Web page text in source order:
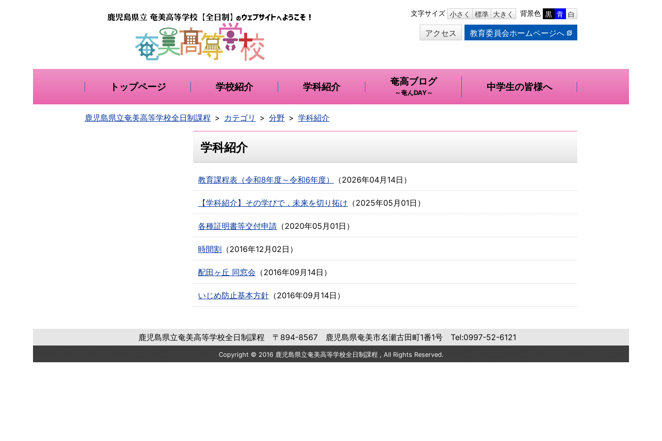
本
文字サイズ 小さく 標準 大きく 背景色 黒 青 白
アクセス 教育委員会ホームページへ
トップページ 学校紹介 学科紹介 奄高ブログ
～奄んDAY～
中学生の皆様へ
鹿児島県立奄美高等学校全日制課程 カテゴリ 分野 学科紹介
学科紹介
教育課程表（令和8年度～令和6年度） （2026年04月14日 ）
【学科紹介】その学びで，未来を切り拓け （2025年05月01日 ）
各種証明書等交付申請 （2020年05月01日 ）
時間割 （2016年12月02日 ）
配田ヶ丘 同窓会 （2016年09月14日 ）
いじめ防止基本方針 （2016年09月14日 ）
鹿児島県立奄美高等学校全日制課程 〒894-8567 鹿児島県奄美市名瀬古田町1番1号 Tel:0997-52-6121
Copyright © 2016 鹿児島県立奄美高等学校全日制課程 , All Rights Reserved.